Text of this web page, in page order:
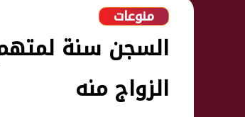
منوعات
السجن سنة
الزواج منه